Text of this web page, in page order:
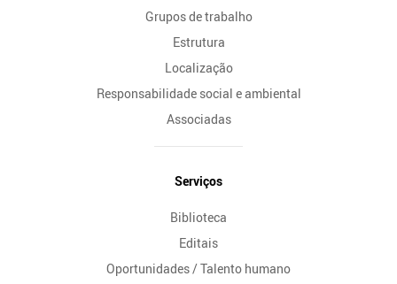
Grupos de trabalho
Estrutura
Localização
Responsabilidade social e ambiental
Associadas
Serviços
Biblioteca
Editais
Oportunidades / Talento humano